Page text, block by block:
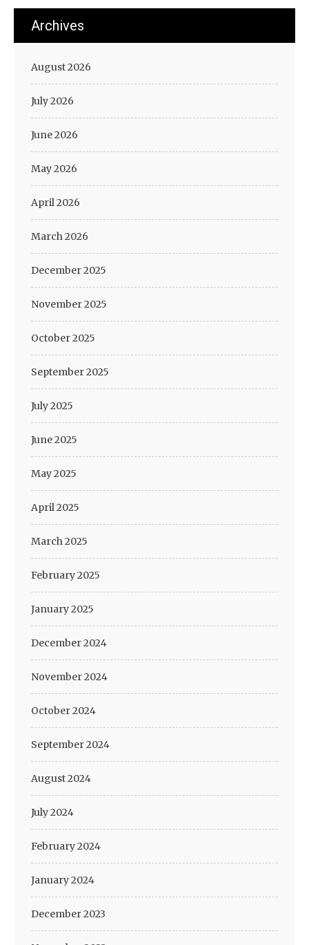
Archives
August 2026
July 2026
June 2026
May 2026
April 2026
March 2026
December 2025
November 2025
October 2025
September 2025
July 2025
June 2025
May 2025
April 2025
March 2025
February 2025
January 2025
December 2024
November 2024
October 2024
September 2024
August 2024
July 2024
February 2024
January 2024
December 2023